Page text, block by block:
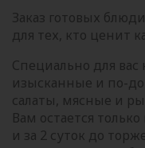
Заказ готовых
для тех, кто ценит
Специально для
изысканные и по-
салаты, мясные и
Вам остается
и за 2 суток до